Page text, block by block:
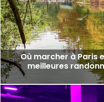
Où marcher à Paris
meilleures